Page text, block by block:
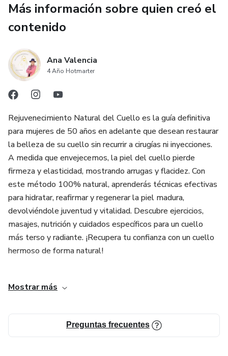
Más información sobre quien creó el
contenido
Ana Valencia
4 Año Hotmarter
Rejuvenecimiento Natural del Cuello es la guía definitiva
para mujeres de 50 años en adelante que desean restaurar
la belleza de su cuello sin recurrir a cirugías ni inyecciones.
A medida que envejecemos, la piel del cuello pierde
firmeza y elasticidad, mostrando arrugas y flacidez. Con
este método 100% natural, aprenderás técnicas efectivas
para hidratar, reafirmar y regenerar la piel madura,
devolviéndole juventud y vitalidad. Descubre ejercicios,
masajes, nutrición y cuidados específicos para un cuello
más terso y radiante. ¡Recupera tu confianza con un cuello
hermoso de forma natural!
Mostrar más
Preguntas frecuentes